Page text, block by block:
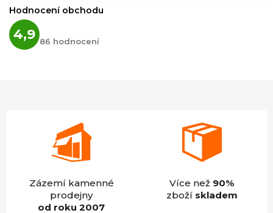
Hodnocení obchodu
4,9 hodnocení
obchodu
86 hodnocení
Zázemí kamenné
prodejny
od roku 2007
Více než 90%
zboží skladem